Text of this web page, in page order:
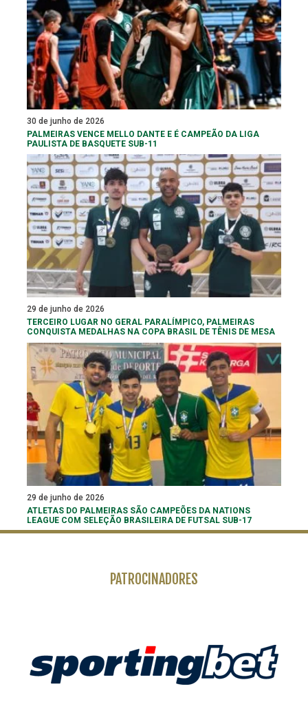
30 de junho de 2026
PALMEIRAS VENCE MELLO DANTE E É CAMPEÃO DA LIGA
PAULISTA DE BASQUETE SUB-11
29 de junho de 2026
TERCEIRO LUGAR NO GERAL PARALÍMPICO, PALMEIRAS
CONQUISTA MEDALHAS NA COPA BRASIL DE TÊNIS DE MESA
29 de junho de 2026
ATLETAS DO PALMEIRAS SÃO CAMPEÕES DA NATIONS
LEAGUE COM SELEÇÃO BRASILEIRA DE FUTSAL SUB-17
PATROCINADORES